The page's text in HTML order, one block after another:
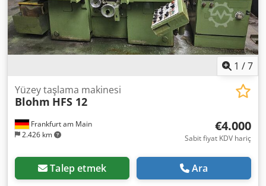
1 /7
Frankfurt am Main
2.426 km
Yüzey taşlama makinesi
Blohm HFS 12
€4.000
Sabit fiyat KDV hariç
Talep etmek Ara